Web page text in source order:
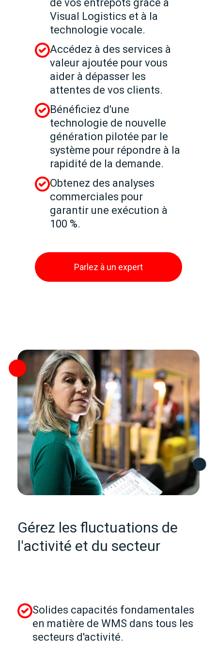
de vos entrepôts grâce à
Visual Logistics et à la
technologie vocale.
Accédez à des services à
valeur ajoutée pour vous
aider à dépasser les
attentes de vos clients.
Bénéficiez d'une
technologie de nouvelle
génération pilotée par le
système pour répondre à la
rapidité de la demande.
Obtenez des analyses
commerciales pour
garantir une exécution à
100 %.
Parlez à un expert
Gérez les fluctuations de
l'activité et du secteur
Solides capacités fondamentales
en matière de WMS dans tous les
secteurs d'activité.